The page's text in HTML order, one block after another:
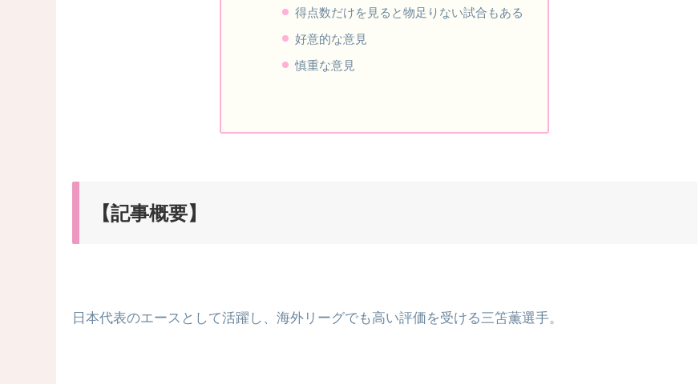
得点数だけを見ると物足りない試合もある
好意的な意見
慎重な意見
【記事概要】
日本代表のエースとして活躍し、海外リーグでも高い評価を受ける三笘薫選手。